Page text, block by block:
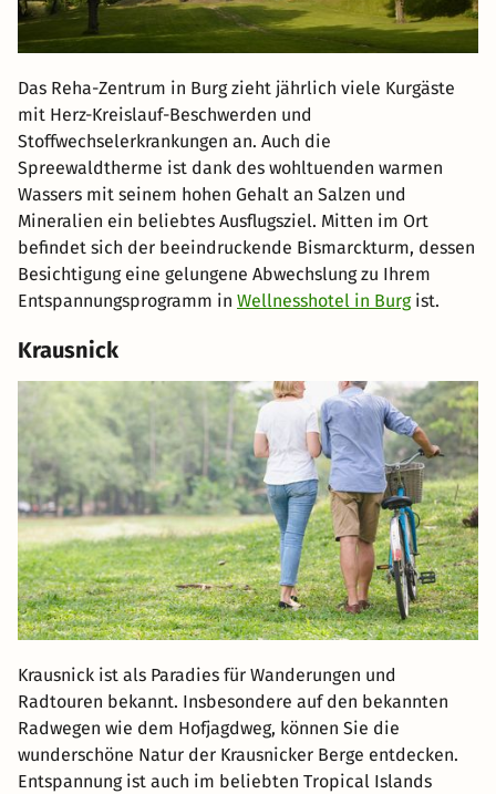
Das Reha-Zentrum in Burg zieht jährlich viele Kurgäste
mit Herz-Kreislauf-Beschwerden und
Stoffwechselerkrankungen an. Auch die
Spreewaldtherme ist dank des wohltuenden warmen
Wassers mit seinem hohen Gehalt an Salzen und
Mineralien ein beliebtes Ausflugsziel. Mitten im Ort
befindet sich der beeindruckende Bismarckturm, dessen
Besichtigung eine gelungene Abwechslung zu Ihrem
Entspannungsprogramm in Wellnesshotel in Burgist.
Krausnick
Krausnick ist als Paradies für Wanderungen und
Radtouren bekannt. Insbesondere auf den bekannten
Radwegen wie dem Hofjagdweg, können Sie die
wunderschöne Natur der Krausnicker Berge entdecken.
Entspannung ist auch im beliebten Tropical Islands